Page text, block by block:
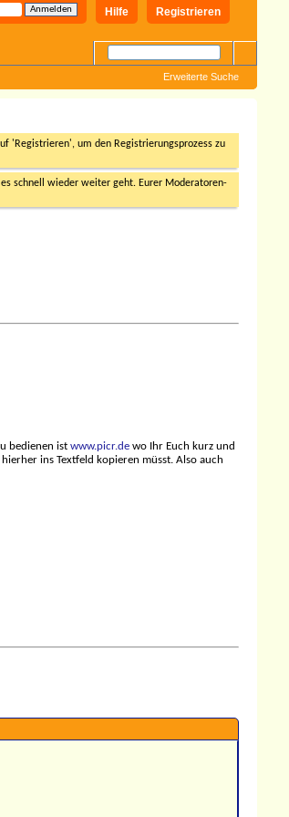
Registrieren
Hilfe
Erweiterte Suche
'Registrieren', um den Registrierungsprozess zu
schnell wieder weiter geht. Eurer Moderatoren-
bedienen ist www.picr.de wo Ihr Euch kurz und
ins Textfeld kopieren müsst. Also auch